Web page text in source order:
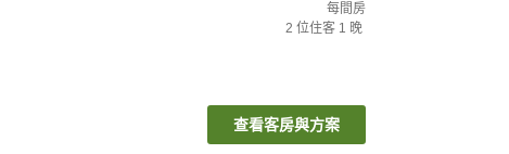
每間房
2 位住客 1 晚
查看客房與方案